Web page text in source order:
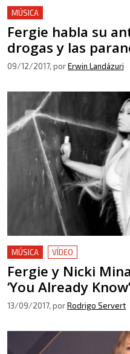
MÚSICA
Fergie habla su
drogas y las
09/12/2017, porErwin Landázuri
MÚSICA VÍDEO
Fergie y Nicki
‘You Already Know’
13/09/2017, porRodrigo Servert